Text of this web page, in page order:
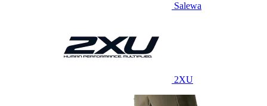
Salewa
2XU